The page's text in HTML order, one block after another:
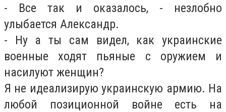
- Все так и оказалось, - незлобно
улыбается Александр.
- Ну а ты сам видел, как украинские
военные ходят пьяные с оружием и
насилуют женщин?
Я не идеализирую украинскую армию. На
любой позиционной войне есть на